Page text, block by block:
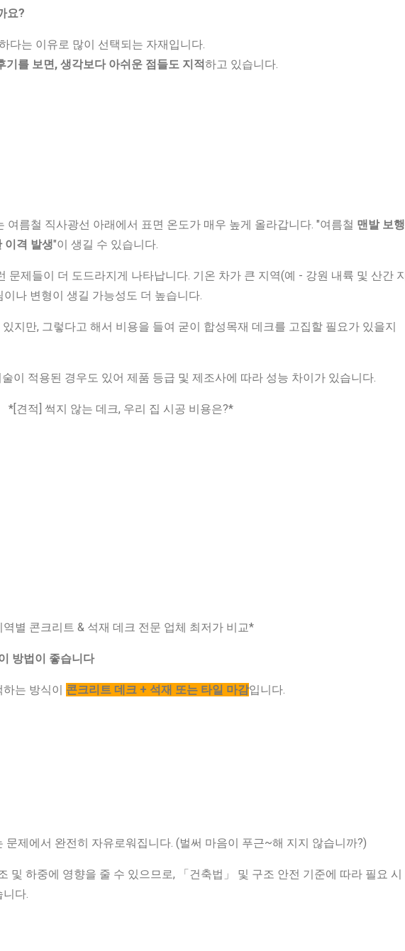
요?
다는 이유로 많이 선택되는 자재입니다.
를 보면, 생각보다 아쉬운 점들도 지적하고 있습니다.
여름철 직사광선 아래에서 표면 온도가 매우 높게 올라갑니다. "여름철 맨발 보행
이격 발생"이 생길 수 있습니다.
문제들이 더 도드라지게 나타납니다. 기온 차가 큰 지역(예 - 강원 내륙 및 산간 지
나 변형이 생길 가능성도 더 높습니다.
지만, 그렇다고 해서 비용을 들여 굳이 합성목재 데크를 고집할 필요가 있을지
이 적용된 경우도 있어 제품 등급 및 제조사에 따라 성능 차이가 있습니다.
*[견적] 썩지 않는 데크, 우리 집 시공 비용은?*
역별 콘크리트 & 석재 데크 전문 업체 최저가 비교*
방법이 좋습니다
는 방식이 콘크리트 데크 + 석재 또는 타일 마감입니다.
문제에서 완전히 자유로워집니다. (벌써 마음이 푸근~해 지지 않습니까?)
및 하중에 영향을 줄 수 있으므로, 「건축법」 및 구조 안전 기준에 따라 필요 시
다.